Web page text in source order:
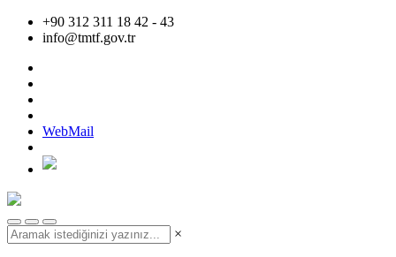
+90 312 311 18 42 - 43
info@tmtf.gov.tr
WebMail
×